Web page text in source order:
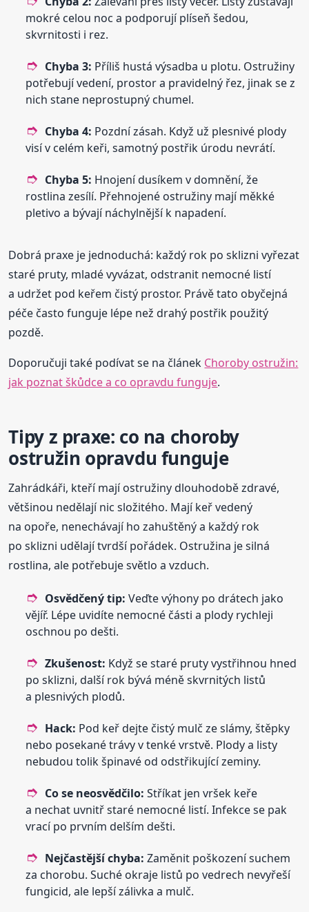
mokré celou noc a podporují plíseň šedou,
skvrnitosti i rez.
Chyba 3: Příliš hustá výsadba u plotu. Ostružiny
potřebují vedení, prostor a pravidelný řez, jinak se z
nich stane neprostupný chumel.
Chyba 4: Pozdní zásah. Když už plesnivé plody
visí v celém keři, samotný postřik úrodu nevrátí.
Chyba 5: Hnojení dusíkem v domnění, že
rostlina zesílí. Přehnojené ostružiny mají měkké
pletivo a bývají náchylnější k napadení.
Dobrá praxe je jednoduchá: každý rok po sklizni vyřezat
staré pruty, mladé vyvázat, odstranit nemocné listí
a udržet pod keřem čistý prostor. Právě tato obyčejná
péče často funguje lépe než drahý postřik použitý
pozdě.
Doporučuji také podívat se na článek Choroby ostružin:
jak poznat škůdce a co opravdu funguje.
Tipy z praxe: co na choroby
ostružin opravdu funguje
Zahrádkáři, kteří mají ostružiny dlouhodobě zdravé,
většinou nedělají nic složitého. Mají keř vedený
na opoře, nenechávají ho zahuštěný a každý rok
po sklizni udělají tvrdší pořádek. Ostružina je silná
rostlina, ale potřebuje světlo a vzduch.
Osvědčený tip: Veďte výhony po drátech jako
vějíř. Lépe uvidíte nemocné části a plody rychleji
oschnou po dešti.
Zkušenost: Když se staré pruty vystřihnou hned
po sklizni, další rok bývá méně skvrnitých listů
a plesnivých plodů.
Hack: Pod keř dejte čistý mulč ze slámy, štěpky
nebo posekané trávy v tenké vrstvě. Plody a listy
nebudou tolik špinavé od odstřikující zeminy.
Co se neosvědčilo: Stříkat jen vršek keře
a nechat uvnitř staré nemocné listí. Infekce se pak
vrací po prvním delším dešti.
Nejčastější chyba: Zaměnit poškození suchem
za chorobu. Suché okraje listů po vedrech nevyřeší
fungicid, ale lepší zálivka a mulč.